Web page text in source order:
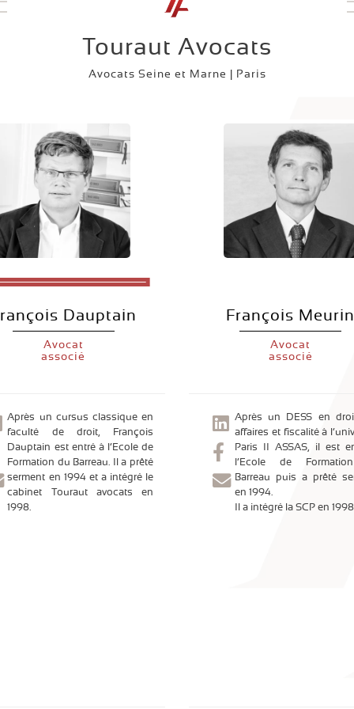
Touraut Avocats
Avocats Seine et Marne | Paris
Dauptain
Avocat
associé
Après un cursus classique en
faculté de droit, François
Dauptain est entré à l’Ecole de
Formation du Barreau. Il a prêté
serment en 1994 et a intégré le
cabinet Touraut avocats en
1998.
François Meurin
Avocat
associé
Après un DESS en
affaires et fiscalité à
Paris II ASSAS, il est
l’Ecole de
Barreau puis a prêté
en 1994.
Il a intégré la SCP en